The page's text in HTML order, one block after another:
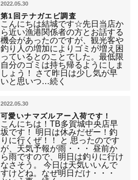
2022.05.30
第1回テナガエビ調査
こんにちは結城です☆先日当店か
ら近い漁港関係者の方とお話する
機会があったのですが、観光客や
釣り人の増加によりゴミが増え困
っているとのことでした。最低限
自分のゴミは持ち帰るようにしま
しょう！ さて昨日は少し気が早
いと思いつ…続く
2022.05.30
可愛いナマズルアー入荷です！
こんにちは！TB多賀城中央店早
坂です！ 明日は休みだぜー！釣
りに行くぜ！！ と 思ったのです
が、天気予報が雨・・・ 昼前か
ら雨ですので、明日は釣りに行け
なさそう。 今日は天気いいんで
すけどね。なぜ明日だけ・・・